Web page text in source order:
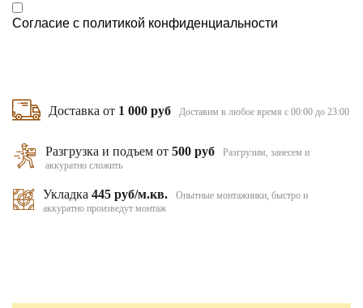
Согласие с политикой конфиденциальности
Доставка от 1 000 руб Доставим в любое время с 00:00 до 23:00
Разгрузка и подъем от500 руб
Разгрузим, занесем и
аккуратно сложить
Укладка 445 руб/м.кв.
Опытные монтажники, быстро и
аккуратно произведут монтаж